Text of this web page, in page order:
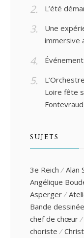
L’été
Une
immersive
Loire fête
Fontevraud
SUJETS
3e Reich Alan
Angélique
Asperger
Bande dessinée
chef de chœur
choriste